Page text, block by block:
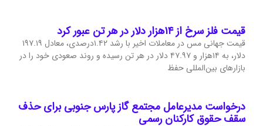
قیمت فلز سرخ از ۱۴هزار دلار در هر تن عبور کرد
قیمت جهانی مس در معاملات اخیر با رشد ۱.۴۲درصدی، معادل ۱۹۷.۱۹
دلار، به ۱۴هزار و ۴۷.۹۷ دلار در هر تن رسیده و روند صعودی خود را در
بازارهای بین‌المللی حفظ
درخواست مدیرعامل مجتمع گاز پارس جنوبی برای حذف
سقف حقوق کارکنان رسمی